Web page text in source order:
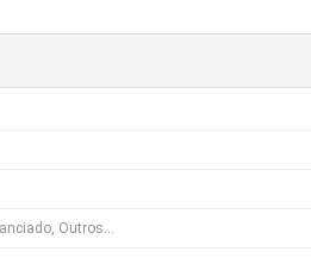
Outros...